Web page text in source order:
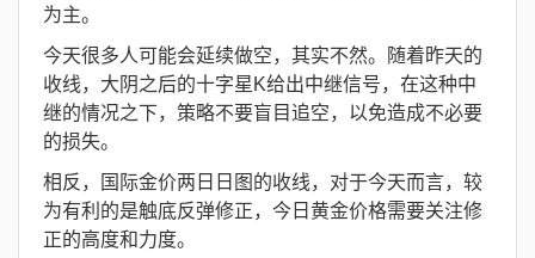
为主。
今天很多人可能会延续做空，其实不然。随着昨天的
收线，大阴之后的十字星K给出中继信号，在这种中
继的情况之下，策略不要盲目追空，以免造成不必要
的损失。
相反，国际金价两日日图的收线，对于今天而言，较
为有利的是触底反弹修正，今日黄金价格需要关注修
正的高度和力度。